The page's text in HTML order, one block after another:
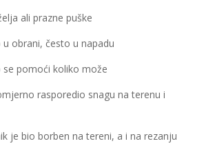
ali prazne puške
obrani, često u napadu
se pomoći koliko može
rasporedio snagu na terenu i
je bio borben na tereni, a i na rezanju